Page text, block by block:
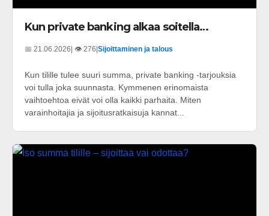
Kun private banking alkaa soitella…
📅 21.06.2026 | 👁️ 276 Sijoittaminen ja talous
Kun tilille tulee suuri summa, private banking -tarjouksia
voi tulla joka suunnasta. Kymmenen erinomaista
vaihtoehtoa eivät voi olla kaikki parhaita. Miten
varainhoitajia ja sijoitusratkaisuja kannat...